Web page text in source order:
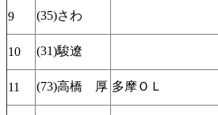
9 (35)さわ
10 (31)駿遼
11 (73)高橋 厚 多摩ＯＬ